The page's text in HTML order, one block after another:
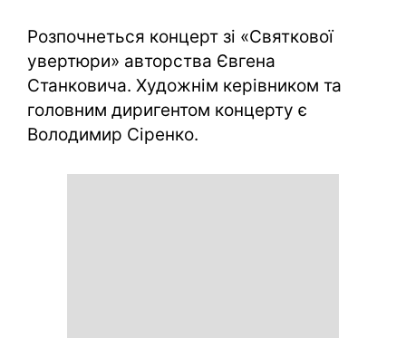
Розпочнеться концерт зі «Святкової
увертюри» авторства Євгена
Станковича. Художнім керівником та
головним диригентом концерту є
Володимир Сіренко.